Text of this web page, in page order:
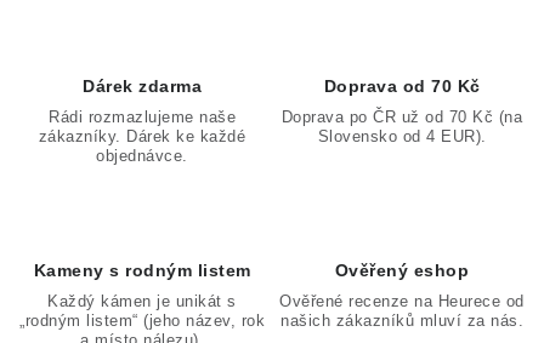
Dárek zdarma
Rádi rozmazlujeme naše
zákazníky. Dárek ke každé
objednávce.
Doprava od 70 Kč
Doprava po ČR už od 70 Kč (na
Slovensko od 4 EUR).
Kameny s rodným listem
Každý kámen je unikát s
„rodným listem“ (jeho název, rok
Ověřený eshop
Ověřené recenze na Heurece od
našich zákazníků mluví za nás.